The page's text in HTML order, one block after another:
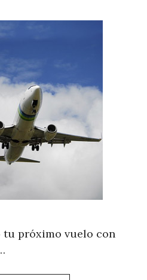
tu próximo vuelo con